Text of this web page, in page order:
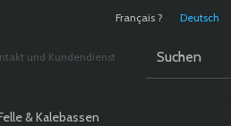
Français ? Deutsch
und Kundendienst
& Kalebassen